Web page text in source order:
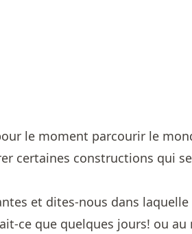
le moment parcourir le
certaines constructions qui
et dites-nous dans laquelle
ce que quelques jours! ou au